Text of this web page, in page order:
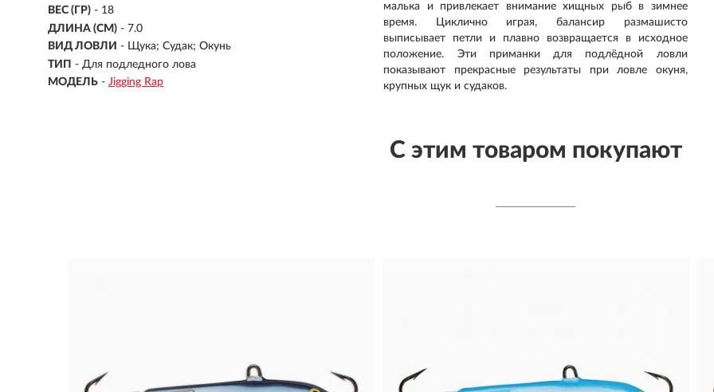
ВЕС (ГР) - 18
ДЛИНА (СМ) - 7.0
ВИД ЛОВЛИ - Щука; Судак; Окунь
ТИП - Для подледного лова
МОДЕЛЬ - Jigging Rap
малька и привлекает внимание хищных рыб в зимнее
время. Циклично играя, балансир размашисто
выписывает петли и плавно возвращается в исходное
положение. Эти приманки для подлёдной ловли
показывают прекрасные результаты при ловле окуня,
крупных щук и судаков.
С этим товаром покупают